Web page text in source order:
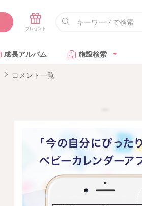
成長アルバム 施設検索
コメント一覧